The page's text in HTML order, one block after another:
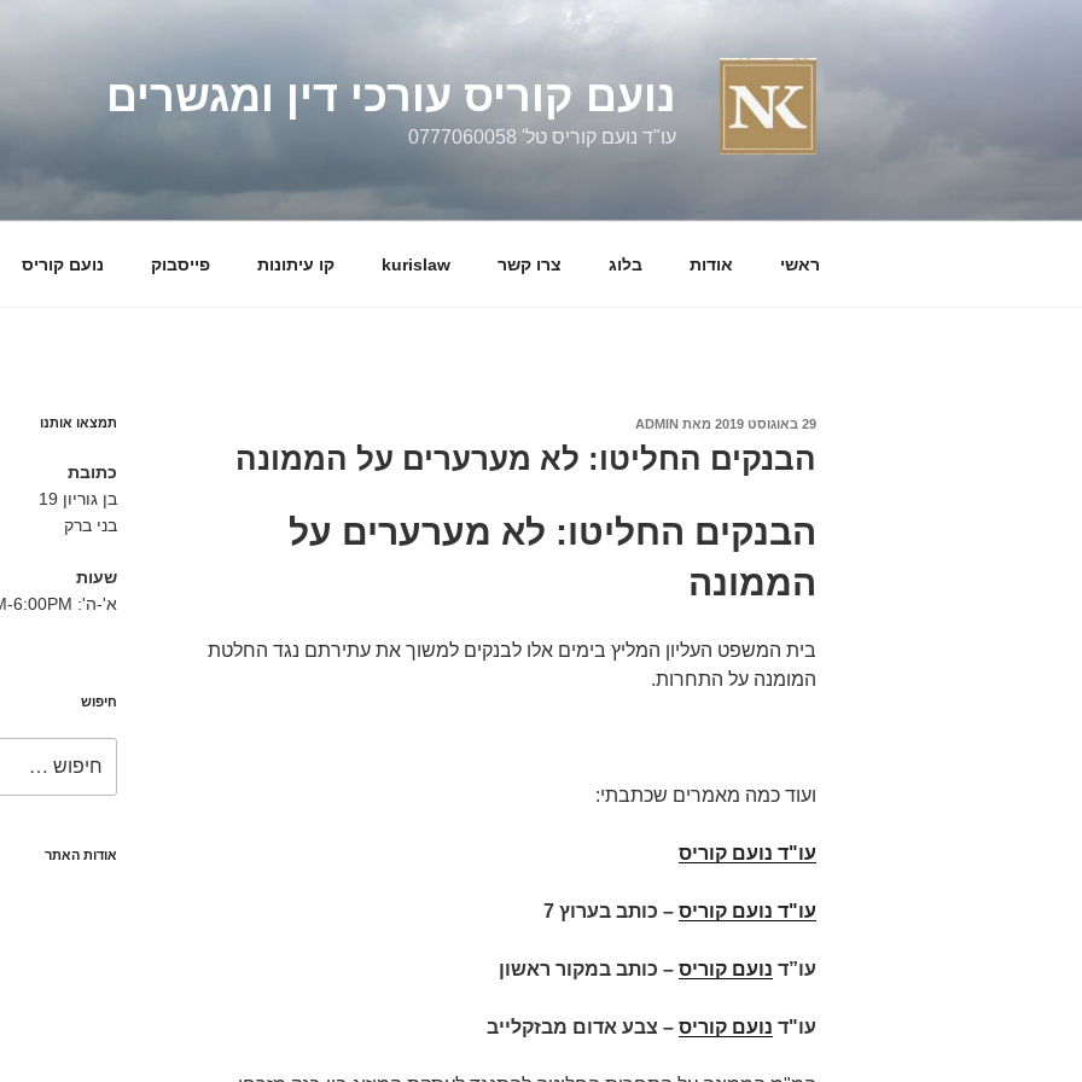
נועם קוריס עורכי דין ומגשרים
עו"ד נועם קוריס טל' 0777060058
ראשי אודות בלוג צרו קשר kurislaw קו עיתונות פייסבוק נועם קוריס
פורסם
29 באוגוסט 2019 מאת ADMIN
הבנקים החליטו: לא מערערים על הממונה
הבנקים החליטו: לא מערערים על
הממונה
בית המשפט העליון המליץ בימים אלו לבנקים למשוך את עתירתם נגד החלטת
המומנה על התחרות.
ועוד כמה מאמרים שכתבתי:
עו"ד נועם קוריס
עו"ד נועם קוריס – כותב בערוץ 7
עו”ד נועם קוריס – כותב במקור ראשון
עו"ד נועם קוריס – צבע אדום מבזקלייב
תמצאו אותנו
כתובת
בן גוריון 19
בני ברק
שעות
א'-ה': 8:30AM-6:00PM
חיפוש
אודות האתר